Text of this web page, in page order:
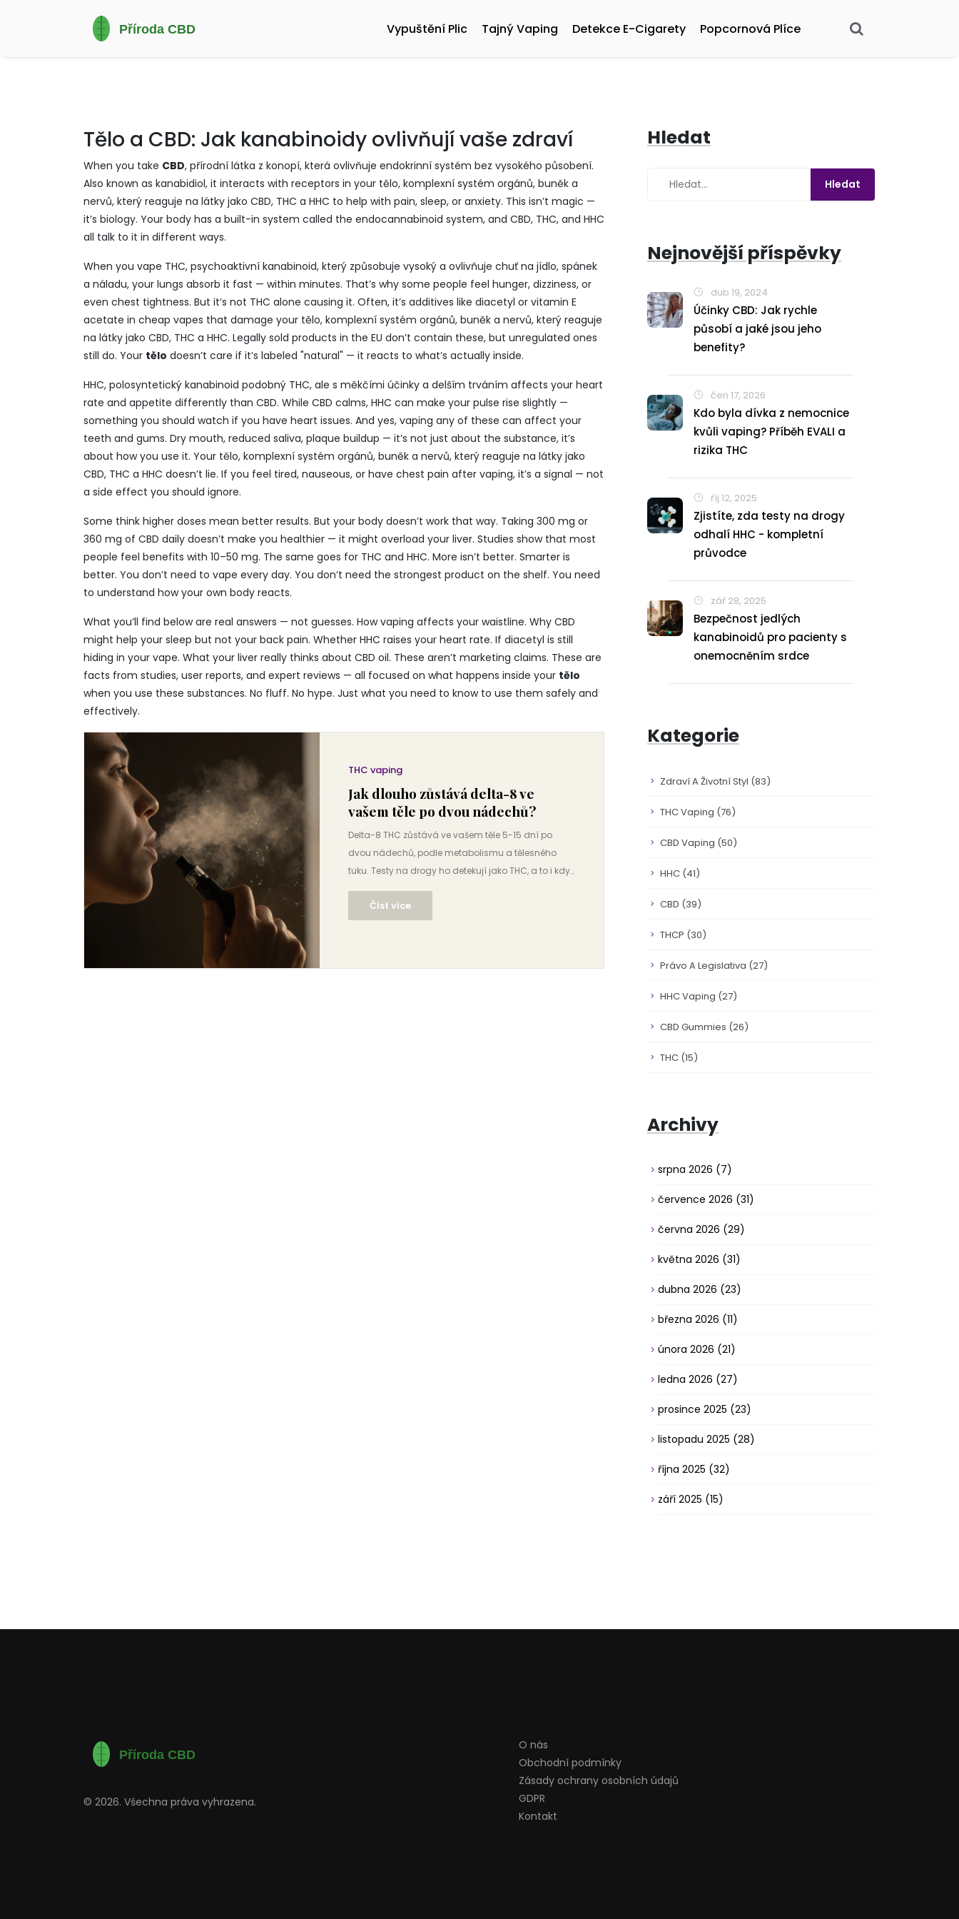
Vypuštění Plic Tajný Vaping Detekce E-Cigarety Popcornová Plíce
Tělo a CBD: Jak kanabinoidy ovlivňují vaše zdraví
When you take CBD, přírodní látka z konopí, která ovlivňuje endokrinní systém bez vysokého působení.
Also known as kanabidiol, it interacts with receptors in your tělo, komplexní systém orgánů, buněk a
nervů, který reaguje na látky jako CBD, THC a HHC to help with pain, sleep, or anxiety. This isn’t magic —
it’s biology. Your body has a built-in system called the endocannabinoid system, and CBD, THC, and HHC
all talk to it in different ways.
When you vape THC, psychoaktivní kanabinoid, který způsobuje vysoký a ovlivňuje chuť na jídlo, spánek
a náladu, your lungs absorb it fast — within minutes. That’s why some people feel hunger, dizziness, or
even chest tightness. But it’s not THC alone causing it. Often, it’s additives like diacetyl or vitamin E
acetate in cheap vapes that damage your tělo, komplexní systém orgánů, buněk a nervů, který reaguje
na látky jako CBD, THC a HHC. Legally sold products in the EU don’t contain these, but unregulated ones
still do. Your tělo doesn’t care if it’s labeled "natural" — it reacts to what’s actually inside.
HHC, polosyntetický kanabinoid podobný THC, ale s měkčími účinky a delším trváním affects your heart
rate and appetite differently than CBD. While CBD calms, HHC can make your pulse rise slightly —
something you should watch if you have heart issues. And yes, vaping any of these can affect your
teeth and gums. Dry mouth, reduced saliva, plaque buildup — it’s not just about the substance, it’s
about how you use it. Your tělo, komplexní systém orgánů, buněk a nervů, který reaguje na látky jako
CBD, THC a HHC doesn’t lie. If you feel tired, nauseous, or have chest pain after vaping, it’s a signal — not
a side effect you should ignore.
Some think higher doses mean better results. But your body doesn’t work that way. Taking 300 mg or
360 mg of CBD daily doesn’t make you healthier — it might overload your liver. Studies show that most
people feel benefits with 10–50 mg. The same goes for THC and HHC. More isn’t better. Smarter is
better. You don’t need to vape every day. You don’t need the strongest product on the shelf. You need
to understand how your own body reacts.
What you’ll find below are real answers — not guesses. How vaping affects your waistline. Why CBD
might help your sleep but not your back pain. Whether HHC raises your heart rate. If diacetyl is still
hiding in your vape. What your liver really thinks about CBD oil. These aren’t marketing claims. These are
facts from studies, user reports, and expert reviews — all focused on what happens inside your tělo
when you use these substances. No fluff. No hype. Just what you need to know to use them safely and
effectively.
THC vaping
Jak dlouho zůstává delta-8 ve
vašem těle po dvou nádechů?
Delta-8 THC zůstává ve vašem těle 5-15 dní po
dvou nádechů, podle metabolismu a tělesného
tuku. Testy na drogy ho detekují jako THC, a to i když
jste ho užívali jen jednou. Neexistuje rychlý způsob,
jak ho vyloučit.
Číst více
Hledat
Nejnovější příspěvky
dub 19, 2024
Účinky CBD: Jak rychle
působí a jaké jsou jeho
benefity?
čen 17, 2026
Kdo byla dívka z nemocnice
kvůli vaping? Příběh EVALI a
rizika THC
říj 12, 2025
Zjistíte, zda testy na drogy
odhalí HHC - kompletní
průvodce
zář 28, 2025
Bezpečnost jedlých
kanabinoidů pro pacienty s
onemocněním srdce
Kategorie
Zdraví A Životní Styl (83)
THC Vaping (76)
CBD Vaping (50)
HHC (41)
CBD (39)
THCP (30)
Právo A Legislativa (27)
HHC Vaping (27)
CBD Gummies (26)
THC (15)
Archivy
srpna 2026 (7)
července 2026 (31)
června 2026 (29)
května 2026 (31)
dubna 2026 (23)
března 2026 (11)
února 2026 (21)
ledna 2026 (27)
prosince 2025 (23)
listopadu 2025 (28)
října 2025 (32)
září 2025 (15)
© 2026. Všechna práva vyhrazena.
O nás
Obchodní podmínky
Zásady ochrany osobních údajů
GDPR
Kontakt